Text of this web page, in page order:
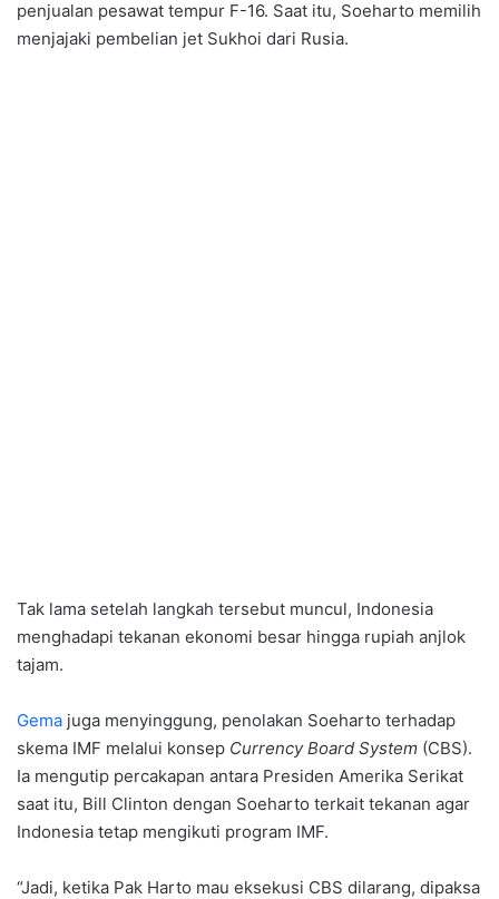
penjualan pesawat tempur F-16. Saat itu, Soeharto memilih
menjajaki pembelian jet Sukhoi dari Rusia.
Tak lama setelah langkah tersebut muncul, Indonesia
menghadapi tekanan ekonomi besar hingga rupiah anjlok
tajam.
Gema juga menyinggung, penolakan Soeharto terhadap
skema IMF melalui konsep Currency Board System (CBS).
Ia mengutip percakapan antara Presiden Amerika Serikat
saat itu, Bill Clinton dengan Soeharto terkait tekanan agar
Indonesia tetap mengikuti program IMF.
“Jadi, ketika Pak Harto mau eksekusi CBS dilarang, dipaksa